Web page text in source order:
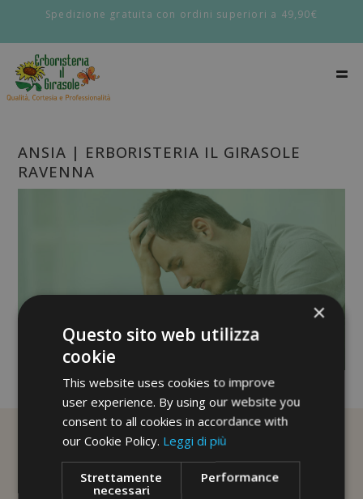
Spedizione gratuita con ordini superiori a 49,90€
ANSIA | ERBORISTERIA IL GIRASOLE
RAVENNA
No image description ...
×
Questo sito web utilizza
cookie
This website uses cookies to improve
user experience. By using our website you
consent to all cookies in accordance with
our Cookie Policy. Leggi di più
Strettamente
necessari
Performance